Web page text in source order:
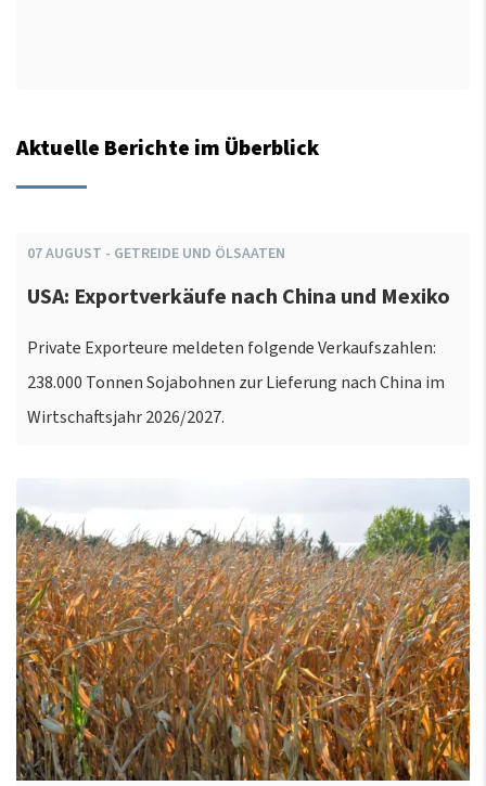
Aktuelle Berichte im Überblick
07AUGUST - GETREIDE UND ÖLSAATEN
USA: Exportverkäufe nach China und Mexiko
Private Exporteure meldeten folgende Verkaufszahlen:
238.000 Tonnen Sojabohnen zur Lieferung nach China im
Wirtschaftsjahr 2026/2027.